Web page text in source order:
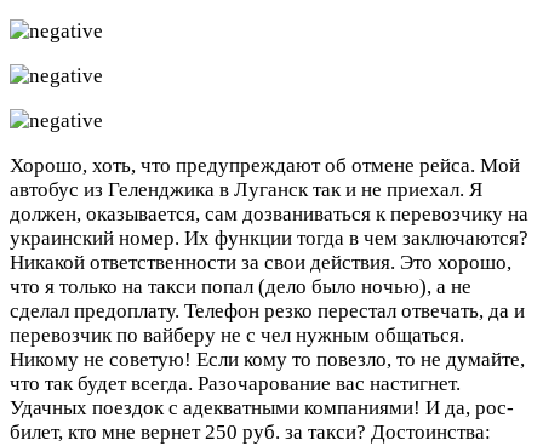
Хорошо, хоть, что предупреждают об отмене рейса. Мой
автобус из Геленджика в Луганск так и не приехал. Я
должен, оказывается, сам дозваниваться к перевозчику на
украинский номер. Их функции тогда в чем заключаются?
Никакой ответственности за свои действия. Это хорошо,
что я только на такси попал (дело было ночью), а не
сделал предоплату. Телефон резко перестал отвечать, да и
перевозчик по вайберу не с чел нужным общаться.
Никому не советую! Если кому то повезло, то не думайте,
что так будет всегда. Разочарование вас настигнет.
Удачных поездок с адекватными компаниями! И да, рос-
билет, кто мне вернет 250 руб. за такси? Достоинства: